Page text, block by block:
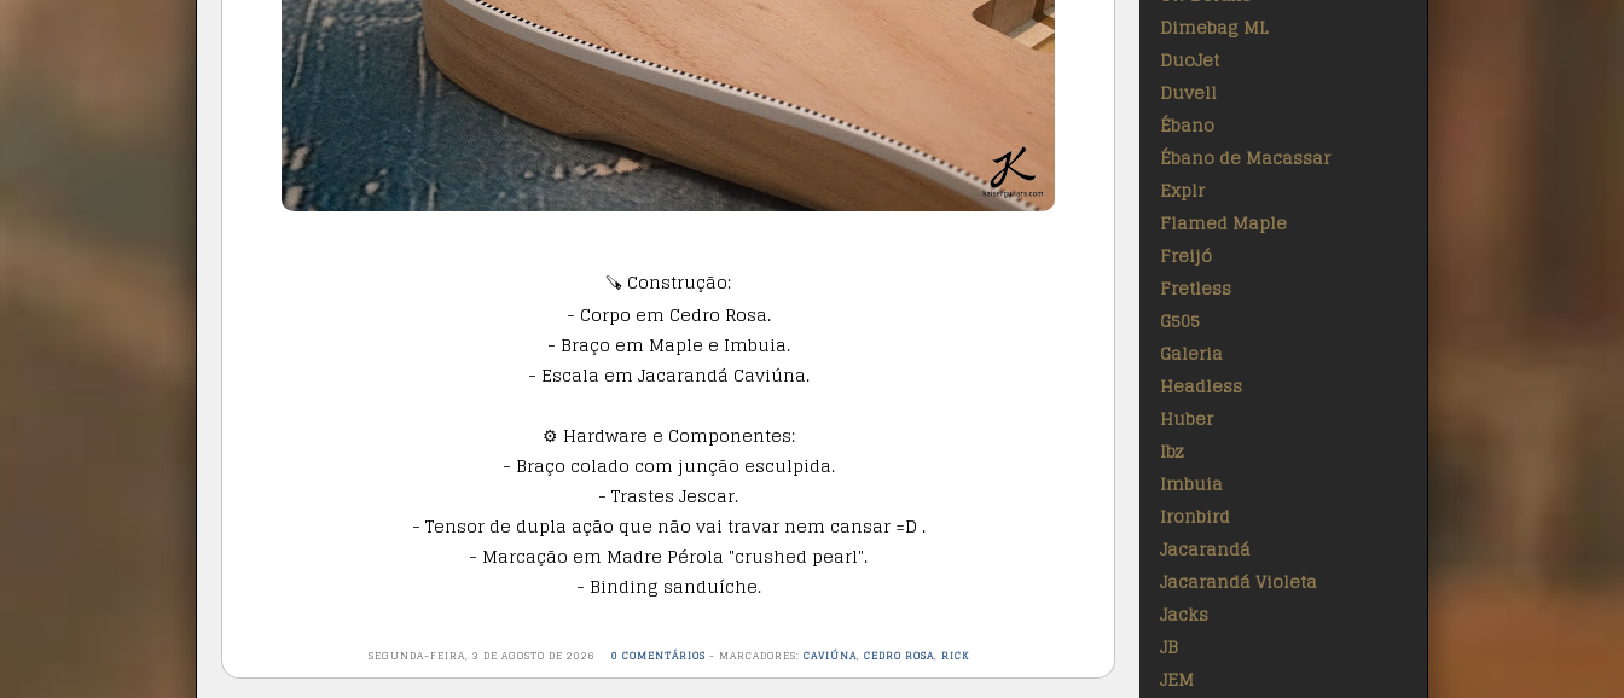
🪚 Construção:
- Corpo em Cedro Rosa.
- Braço em Maple e Imbuia.
- Escala em Jacarandá Caviúna.
⚙️ Hardware e Componentes:
- Braço colado com junção esculpida.
- Trastes Jescar.
- Tensor de dupla ação que não vai travar nem cansar =D .
- Marcação em Madre Pérola "crushed pearl".
- Binding sanduíche.
SEGUNDA-FEIRA, 3 DE AGOSTO DE 2026 0 COMENTÁRIOS - MARCADORES: CAVIÚNA, CEDRO ROSA, RICK
Dimebag ML
DuoJet
Duvell
Ébano
Ébano de Macassar
Explr
Flamed Maple
Freijó
Fretless
G505
Galeria
Headless
Huber
Ibz
Imbuia
Ironbird
Jacarandá
Jacarandá Violeta
Jacks
JB
JEM